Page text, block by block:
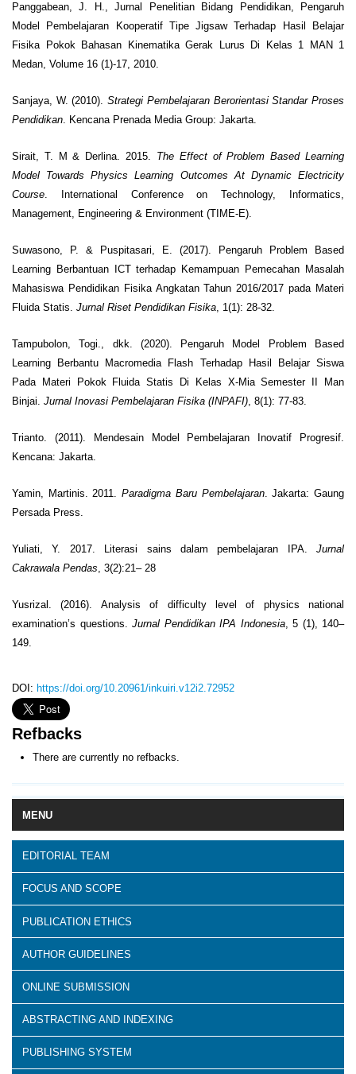
MENU
EDITORIAL TEAM
FOCUS AND SCOPE
PUBLICATION ETHICS
AUTHOR GUIDELINES
ONLINE SUBMISSION
ABSTRACTING AND INDEXING
PUBLISHING SYSTEM
Panggabean, J. H., Jurnal Penelitian Bidang Pendidikan, Pengaruh
Model Pembelajaran Kooperatif Tipe Jigsaw Terhadap Hasil Belajar
Fisika Pokok Bahasan Kinematika Gerak Lurus Di Kelas 1 MAN 1
Medan, Volume 16 (1)-17, 2010.
Sanjaya, W. (2010).Strategi Pembelajaran Berorientasi Standar Proses
Pendidikan. Kencana Prenada Media Group: Jakarta.
Sirait, T. M & Derlina. 2015. The Effect of Problem Based Learning
Model Towards Physics Learning Outcomes At Dynamic Electricity
Course. International Conference on Technology, Informatics,
Management, Engineering & Environment (TIME-E).
Suwasono, P. & Puspitasari, E. (2017). Pengaruh Problem Based
Learning Berbantuan ICT terhadap Kemampuan Pemecahan Masalah
Mahasiswa Pendidikan Fisika Angkatan Tahun 2016/2017 pada Materi
Fluida Statis. Jurnal Riset Pendidikan Fisika, 1(1): 28-32.
Tampubolon, Togi., dkk. (2020). Pengaruh Model Problem Based
Learning Berbantu Macromedia Flash Terhadap Hasil Belajar Siswa
Pada Materi Pokok Fluida Statis Di Kelas X-Mia Semester II Man
Binjai. Jurnal Inovasi Pembelajaran Fisika (INPAFI), 8(1): 77-83.
Trianto. (2011). Mendesain Model Pembelajaran Inovatif Progresif.
Kencana: Jakarta.
Yamin, Martinis. 2011.Paradigma Baru Pembelajaran. Jakarta: Gaung
Persada Press.
Yuliati, Y. 2017. Literasi sains dalam pembelajaran IPA. Jurnal
Cakrawala Pendas, 3(2):21– 28
Yusrizal. (2016). Analysis of difficulty level of physics national
examination’s questions. Jurnal Pendidikan IPA Indonesia, 5 (1), 140–
149.
DOI: https://doi.org/10.20961/inkuiri.v12i2.72952
Refbacks
There are currently no refbacks.